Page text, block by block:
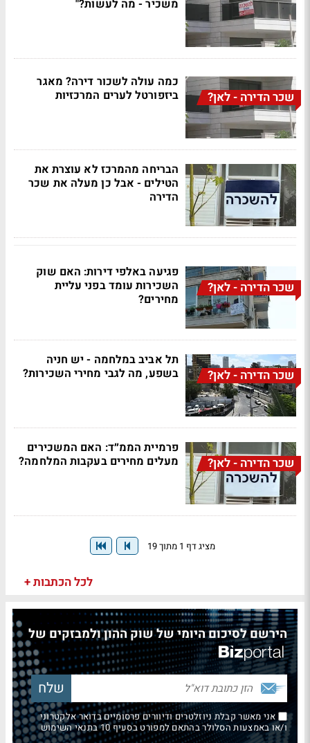
משכיר - מה לעשות?"
שכר הדירה - לאן?
כמה עולה לשכור דירה? מאגר
ביזפורטל לערים המרכזיות
הבריחה מהמרכז לא עוצרת את
הטילים - אבל כן מעלה את שכר
הדירה
שכר הדירה - לאן?
פגיעה באלפי דירות: האם שוק
השכירות עומד בפני עליית
מחירים?
שכר הדירה - לאן?
תל אביב במלחמה - יש חניה
בשפע, מה לגבי מחירי השכירות?
שכר הדירה - לאן?
פרמיית הממ״ד: האם המשכירים
מעלים מחירים בעקבות המלחמה?
מציג דף 1 מתוך 19
לכל הכתבות +
הירשם לסיכום היומי של שוק ההון ולמבזקים של
אני מאשר קבלת ניוזלטרים ודיוורים פרסומיים בדואר אלקטרוני
ו/או באמצעות הסלולר בהתאם למפורט בסעיף 10 בתנאי השימוש